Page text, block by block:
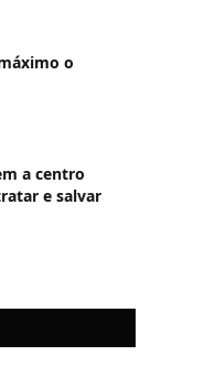
o
a centro
e salvar